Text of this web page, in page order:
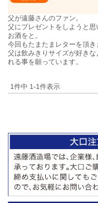
父が遠藤さんのファン。
父にプレゼントをしようと
お酒をと。
今回もたまたまレターを頂き
父は飲みきりサイズが好き
1件中 1-1件表示